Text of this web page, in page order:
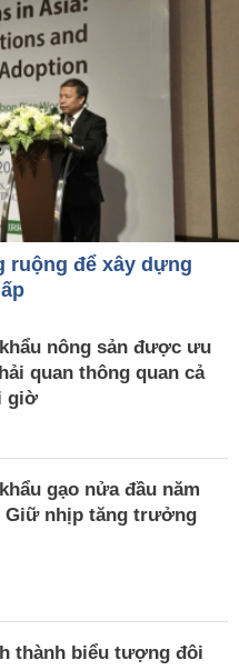
ruộng để xây dựng
nông sản được ưu
quan thông quan cả
giờ
gạo nửa đầu năm
Giữ nhịp tăng trưởng
thành biểu tượng đôi